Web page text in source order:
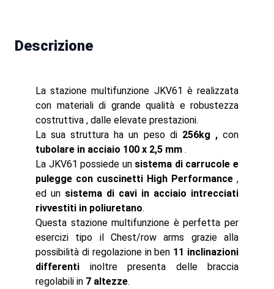
Descrizione
La stazione multifunzione JKV61 è realizzata
con materiali di grande qualità e robustezza
costruttiva , dalle elevate prestazioni.
La sua struttura ha un peso di 256kg ,con
tubolare in acciaio 100 x 2,5 mm .
La JKV61 possiede un sistema di carrucole e
pulegge con cuscinetti High Performance ,
ed un sistema di cavi in acciaio intrecciati
rivvestiti in poliuretano.
Questa stazione multifunzione è perfetta per
esercizi tipo il Chest/row arms grazie alla
possibilità di regolazione in ben 11 inclinazioni
differenti inoltre presenta delle braccia
regolabili in 7 altezze.